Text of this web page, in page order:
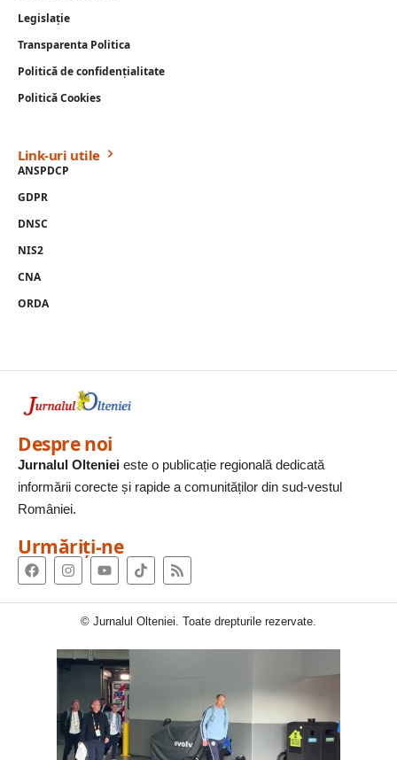
Legislație
Transparenta Politica
Politică de confidențialitate
Politică Cookies
Link-uri utile
ANSPDCP
GDPR
DNSC
NIS2
CNA
ORDA
Despre noi
Jurnalul Olteniei este o publicație regională dedicată
informării corecte și rapide a comunităților din sud-vestul
României.
Urmăriți-ne
© Jurnalul Olteniei. Toate drepturile rezervate.